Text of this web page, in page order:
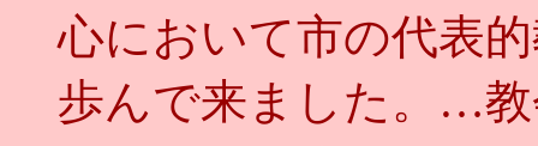
心において市の代表
歩んで来ました。…